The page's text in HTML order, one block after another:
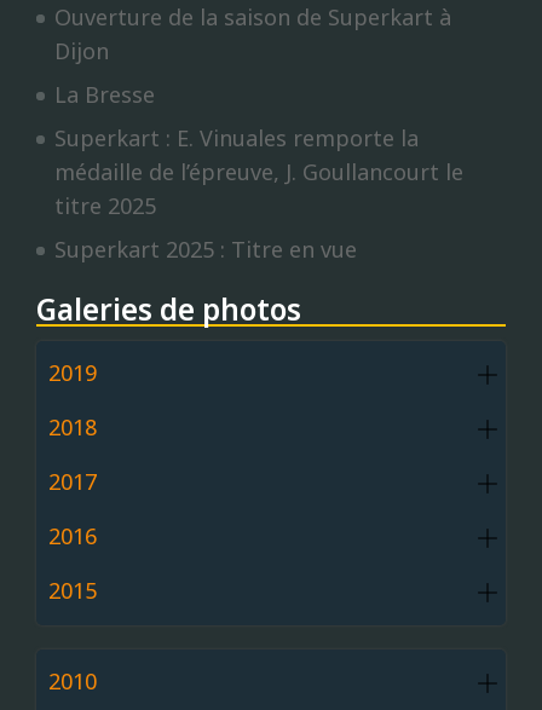
Ouverture de la saison de Superkart à
Dijon
La Bresse
Superkart : E. Vinuales remporte la
médaille de l’épreuve, J. Goullancourt le
titre 2025
Superkart 2025 : Titre en vue
Galeries de photos
2019
2018
2017
2016
2015
2010